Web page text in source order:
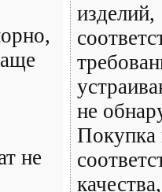
не
изделий,
не
Покупка